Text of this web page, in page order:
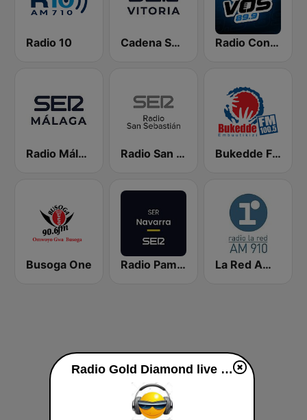
Radio 10 Cadena SER Vitoria Radio Con Vos 89.9
Radio Málaga SER Radio San Sebastián SER Bukedde FM
Busoga One Radio Pamplona SER La Red AM 910
Radio Gold Diamond live luisteren